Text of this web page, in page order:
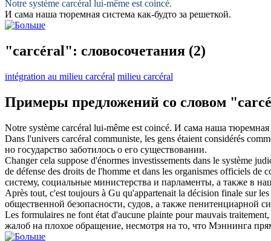
Notre système carcéral lui-même est coincé.
И сама наша тюремная система как-будто за решеткой.
"carcéral": словосочетания (2)
intégration au milieu carcéral milieu carcéral
Примеры предложений со словом
Notre système carcéral lui-même est coincé. И сама наша тюремная
Dans l'univers carcéral communiste, les gens étaient considérés
но государство заботилось о его существовании.
Changer cela suppose d'énormes investissements dans le système
de défense des droits de l'homme et dans les organismes officiels de
систему, социальные министерства и парламенты, а также в
Après tout, c'est toujours à Gu qu'appartenait la décision finale sur
общественной безопасности, судов, а также пенитенциарной
Les formulaires ne font état d'aucune plainte pour mauvais
жалоб на плохое обращение, несмотря на то, что Мэннинга